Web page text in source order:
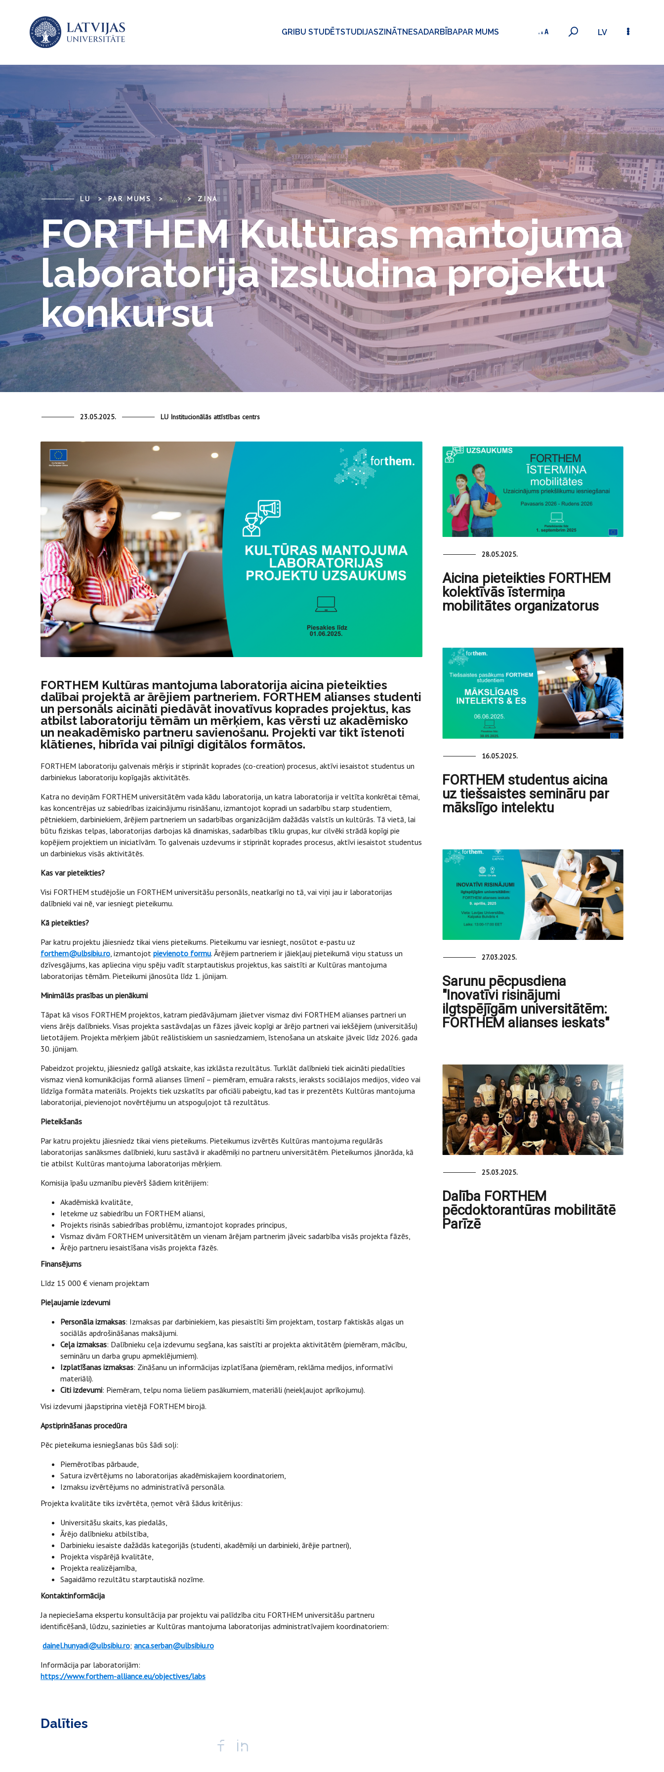
GRIBU STUDĒTSTUDIJASZINĀTNESADARBĪBAPAR MUMS LV
LU PAR MUMS ... ZIŅA
FORTHEM Kultūras mantojuma
laboratorija izsludina projektu
konkursu
23.05.2025. LU Institucionālās attīstības centrs
FORTHEM Kultūras mantojuma laboratorija aicina pieteikties
dalībai projektā ar ārējiem partneriem. FORTHEM alianses studenti
un personāls aicināti piedāvāt inovatīvus koprades projektus, kas
atbilst laboratoriju tēmām un mērķiem, kas vērsti uz akadēmisko
un neakadēmisko partneru savienošanu. Projekti var tikt īstenoti
klātienes, hibrīda vai pilnīgi digitālos formātos.
FORTHEM laboratoriju galvenais mērķis ir stiprināt koprades (co-creation) procesus, aktīvi iesaistot studentus un
darbiniekus laboratoriju kopīgajās aktivitātēs.
Katra no deviņām FORTHEM universitātēm vada kādu laboratorija, un katra laboratorija ir veltīta konkrētai tēmai,
kas koncentrējas uz sabiedrības izaicinājumu risināšanu, izmantojot kopradi un sadarbību starp studentiem,
pētniekiem, darbiniekiem, ārējiem partneriem un sadarbības organizācijām dažādās valstīs un kultūrās. Tā vietā, lai
būtu fiziskas telpas, laboratorijas darbojas kā dinamiskas, sadarbības tīklu grupas, kur cilvēki strādā kopīgi pie
kopējiem projektiem un iniciatīvām. To galvenais uzdevums ir stiprināt koprades procesus, aktīvi iesaistot studentus
un darbiniekus visās aktivitātēs.
Kas var pieteikties?
Visi FORTHEM studējošie un FORTHEM universitāšu personāls, neatkarīgi no tā, vai viņi jau ir laboratorijas
dalībnieki vai nē, var iesniegt pieteikumu.
Kā pieteikties?
Par katru projektu jāiesniedz tikai viens pieteikums. Pieteikumu var iesniegt, nosūtot e-pastu uz
forthem@ulbsibiu.ro, izmantojot pievienoto formu. Ārējiem partneriem ir jāiekļauj pieteikumā viņu statuss un
dzīvesgājums, kas apliecina viņu spēju vadīt starptautiskus projektus, kas saistīti ar Kultūras mantojuma
laboratorijas tēmām. Pieteikumi jānosūta līdz 1. jūnijam.
Minimālās prasības un pienākumi
Tāpat kā visos FORTHEM projektos, katram piedāvājumam jāietver vismaz divi FORTHEM alianses partneri un
viens ārējs dalībnieks. Visas projekta sastāvdaļas un fāzes jāveic kopīgi ar ārējo partneri vai iekšējiem (universitāšu)
lietotājiem. Projekta mērķiem jābūt reālistiskiem un sasniedzamiem, īstenošana un atskaite jāveic līdz 2026. gada
30. jūnijam.
Pabeidzot projektu, jāiesniedz galīgā atskaite, kas izklāsta rezultātus. Turklāt dalībnieki tiek aicināti piedalīties
vismaz vienā komunikācijas formā alianses līmenī – piemēram, emuāra raksts, ieraksts sociālajos medijos, video vai
līdzīga formāta materiāls. Projekts tiek uzskatīts par oficiāli pabeigtu, kad tas ir prezentēts Kultūras mantojuma
laboratorijai, pievienojot novērtējumu un atspoguļojot tā rezultātus.
Pieteikšanās
Par katru projektu jāiesniedz tikai viens pieteikums. Pieteikumus izvērtēs Kultūras mantojuma regulārās
laboratorijas sanāksmes dalībnieki, kuru sastāvā ir akadēmiķi no partneru universitātēm. Pieteikumos jānorāda, kā
tie atbilst Kultūras mantojuma laboratorijas mērķiem.
Komisija īpašu uzmanību pievērš šādiem kritērijiem:
Akadēmiskā kvalitāte,
Ietekme uz sabiedrību un FORTHEM aliansi,
Projekts risinās sabiedrības problēmu, izmantojot koprades principus,
Vismaz divām FORTHEM universitātēm un vienam ārējam partnerim jāveic sadarbība visās projekta fāzēs,
Ārējo partneru iesaistīšana visās projekta fāzēs.
Finansējums
Līdz 15 000 € vienam projektam
Pieļaujamie izdevumi
Personāla izmaksas: Izmaksas par darbiniekiem, kas piesaistīti šim projektam, tostarp faktiskās algas un
sociālās apdrošināšanas maksājumi.
Ceļa izmaksas: Dalībnieku ceļa izdevumu segšana, kas saistīti ar projekta aktivitātēm (piemēram, mācību,
semināru un darba grupu apmeklējumiem).
Izplatīšanas izmaksas: Zināšanu un informācijas izplatīšana (piemēram, reklāma medijos, informatīvi
materiāli).
Citi izdevumi: Piemēram, telpu noma lieliem pasākumiem, materiāli (neiekļaujot aprīkojumu).
Visi izdevumi jāapstiprina vietējā FORTHEM birojā.
Apstiprināšanas procedūra
Pēc pieteikuma iesniegšanas būs šādi soļi:
Piemērotības pārbaude,
Satura izvērtējums no laboratorijas akadēmiskajiem koordinatoriem,
Izmaksu izvērtējums no administratīvā personāla.
Projekta kvalitāte tiks izvērtēta, ņemot vērā šādus kritērijus:
Universitāšu skaits, kas piedalās,
Ārējo dalībnieku atbilstība,
Darbinieku iesaiste dažādās kategorijās (studenti, akadēmiķi un darbinieki, ārējie partneri),
Projekta vispārējā kvalitāte,
Projekta realizējamība,
Sagaidāmo rezultātu starptautiskā nozīme.
Kontaktinformācija
Ja nepieciešama ekspertu konsultācija par projektu vai palīdzība citu FORTHEM universitāšu partneru
identificēšanā, lūdzu, sazinieties ar Kultūras mantojuma laboratorijas administratīvajiem koordinatoriem:
dainel.hunyadi@ulbsibiu.ro; anca.serban@ulbsibiu.ro
Informācija par laboratorijām:
https://www.forthem-alliance.eu/objectives/labs
Dalīties
28.05.2025.
Aicina pieteikties FORTHEM
kolektīvās īstermiņa
mobilitātes organizatorus
16.05.2025.
FORTHEM studentus aicina
uz tiešsaistes semināru par
mākslīgo intelektu
27.03.2025.
Sarunu pēcpusdiena
"Inovatīvi risinājumi
ilgtspējīgām universitātēm:
FORTHEM alianses ieskats"
25.03.2025.
Dalība FORTHEM
pēcdoktorantūras mobilitātē
Parīzē